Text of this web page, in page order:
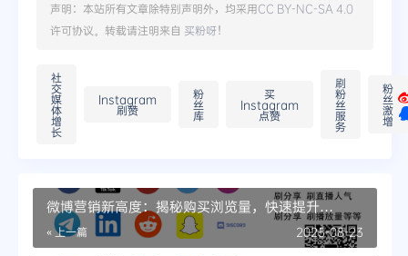
声明：本站所有文章除特别声明外，均采用CC BY-NC-SA 4.0
许可协议。转载请注明来自 买粉呀！
社
交
媒
体
增
长
Instagram
刷赞
粉
丝
库
买
Instagram
点赞
刷
粉
丝
服
务
粉
丝
激
增
微博营销新高度：揭秘购买浏览量，快速提升
Twitter人气
« 上一篇 2025-08-23